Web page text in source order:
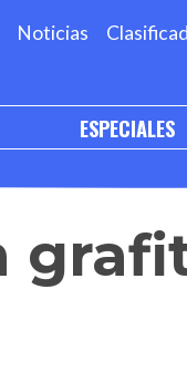
Noticias
ESPECIALES